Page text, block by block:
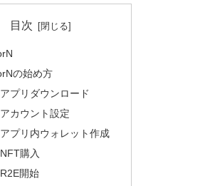
目次
の始め方
プリダウンロード
カウント設定
プリ内ウォレット作成
購入
開始